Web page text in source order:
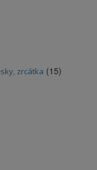
zrcátka (15)